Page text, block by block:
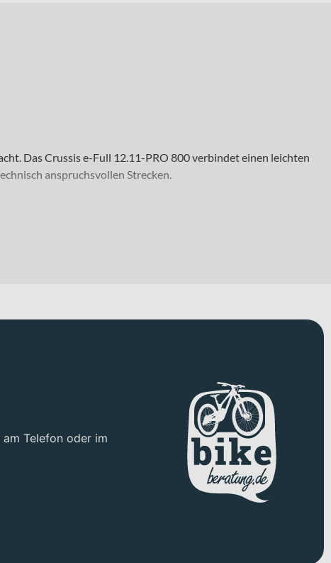
Das Crussis e-Full 12.11-PRO 800 verbindet einen leichten
anspruchsvollen Strecken.
und bergab ihr volles Potenzial ausspielen wollen. Ob
in 29 Zoll profitierst du von stabilem Geradeauslauf und
sorgt vorne die FOX 36 Factory, Grip X2, 29" BOOST
unterstützt dich sowohl bei steilen Anstiegen als auch bei
an Vorder- und Hinterrad zum Einsatz – für zuverlässige
sorgt für Traktion in wechselndem Gelände. Mit der X-
Bewegungsfreiheit genießen.
800 Wh (22,28 Ah) Akku stellt dir eine hohe Kapazität von
alle wichtigen Fahrdaten im Blick und steuerst das System
Telefon oder im